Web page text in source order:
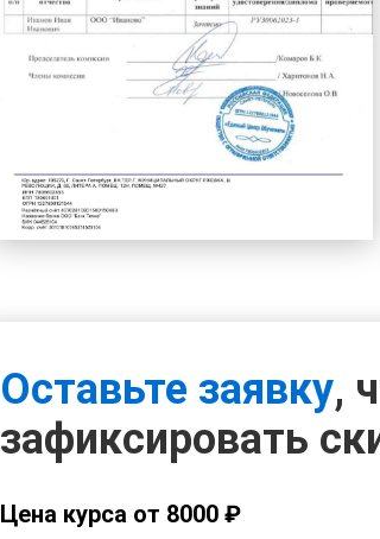
Оставьте заявку,
зафиксировать
Цена курса от 8000 ₽